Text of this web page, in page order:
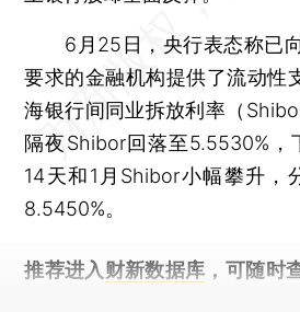
6月25日，央行表态称已向
要求的金融机构提供了流动性
海银行间同业拆放利率（
隔夜Shibor回落至5.5530%，
14天和1月Shibor小幅攀升，
8.5450%。
推荐进入 财新数据库 ，可随时